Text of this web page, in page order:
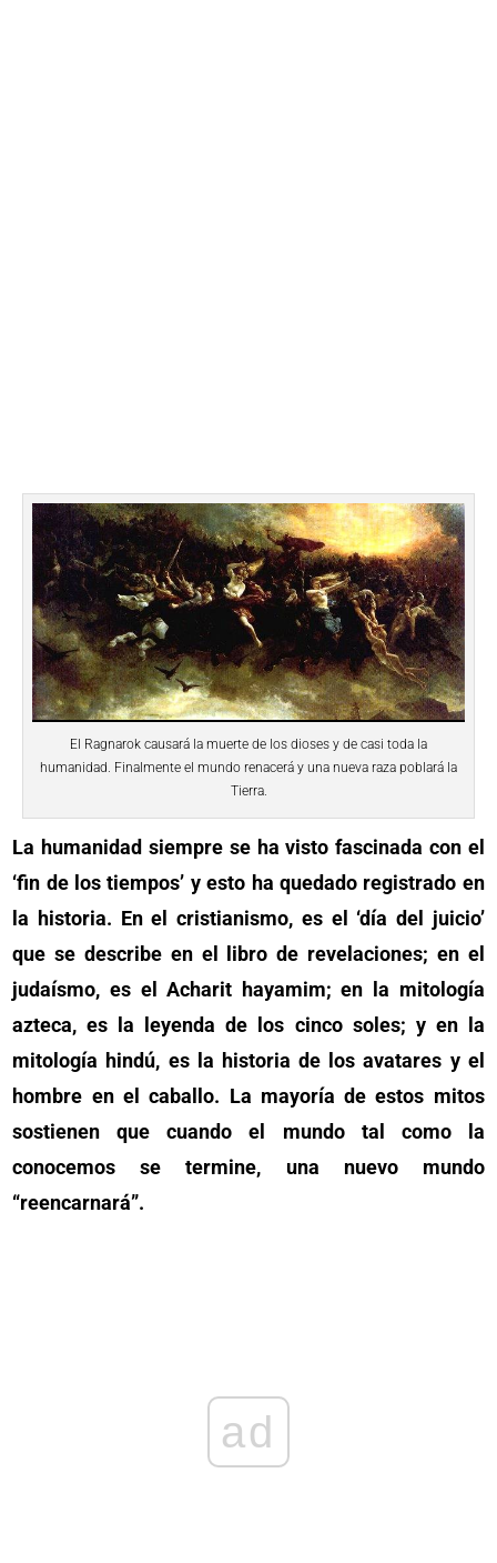
El Ragnarok causará la muerte de los dioses y de casi toda la
humanidad. Finalmente el mundo renacerá y una nueva raza poblará la
Tierra.
La humanidad siempre se ha visto fascinada con el
‘fin de los tiempos’ y esto ha quedado registrado en
la historia. En el cristianismo, es el ‘día del juicio’
que se describe en el libro de revelaciones; en el
judaísmo, es el Acharit hayamim; en la mitología
azteca, es la leyenda de los cinco soles; y en la
mitología hindú, es la historia de los avatares y el
hombre en el caballo. La mayoría de estos mitos
sostienen que cuando el mundo tal como la
conocemos se termine, una nuevo mundo
“reencarnará”.
ad